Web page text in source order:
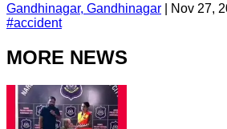
Gandhinagar, Gandhinagar
Nov 27,
#accident
MORE NEWS